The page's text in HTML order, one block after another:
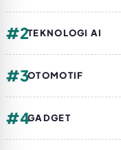
#2TEKNOLOGI AI
#3OTOMOTIF
#4GADGET